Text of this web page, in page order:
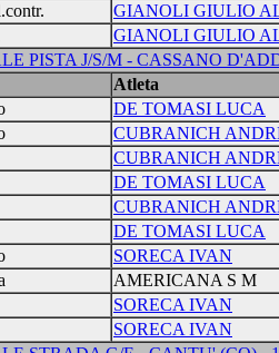
GIANOLI GIULIO
GIANOLI GIULIO
PISTA J/S/M - CASSANO
Atleta
DE TOMASI LUCA
CUBRANICH
CUBRANICH
DE TOMASI LUCA
CUBRANICH
DE TOMASI LUCA
SORECA IVAN
AMERICANA S M
SORECA IVAN
SORECA IVAN